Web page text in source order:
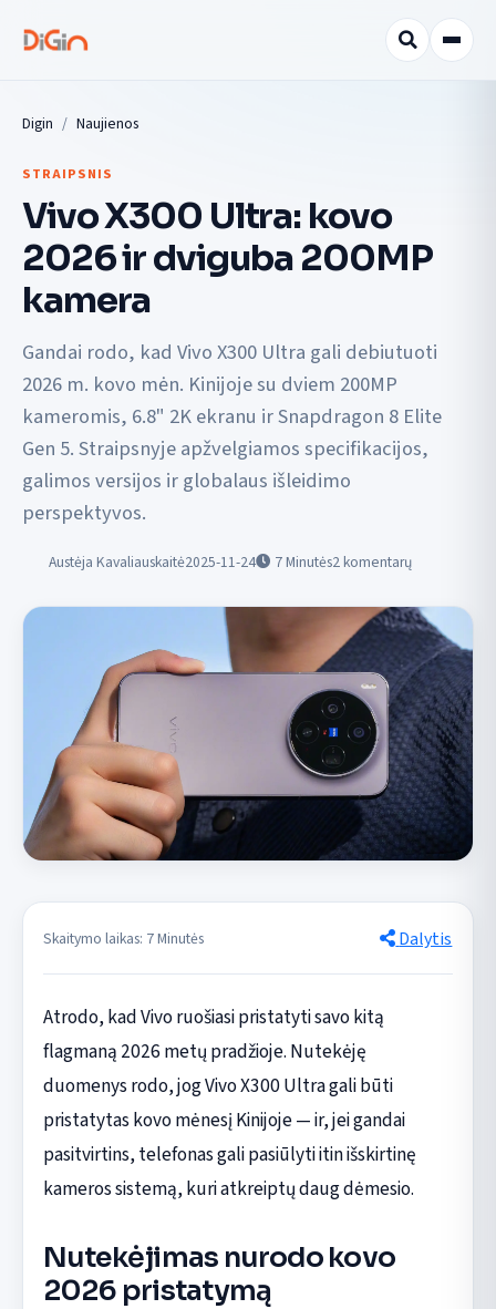
Digin Naujienos
STRAIPSNIS
Vivo X300 Ultra: kovo
2026 ir dviguba 200MP
kamera
Gandai rodo, kad Vivo X300 Ultra gali debiutuoti
2026 m. kovo mėn. Kinijoje su dviem 200MP
kameromis, 6.8" 2K ekranu ir Snapdragon 8 Elite
Gen 5. Straipsnyje apžvelgiamos specifikacijos,
galimos versijos ir globalaus išleidimo
perspektyvos.
Austėja Kavaliauskaitė2025-11-24 7Minutės2 komentarų
Skaitymo laikas: 7 Minutės Dalytis
Atrodo, kad Vivo ruošiasi pristatyti savo kitą
flagmaną 2026 metų pradžioje. Nutekėję
duomenys rodo, jog Vivo X300 Ultra gali būti
pristatytas kovo mėnesį Kinijoje — ir, jei gandai
pasitvirtins, telefonas gali pasiūlyti itin išskirtinę
kameros sistemą, kuri atkreiptų daug dėmesio.
Nutekėjimas nurodo kovo
2026 pristatymą